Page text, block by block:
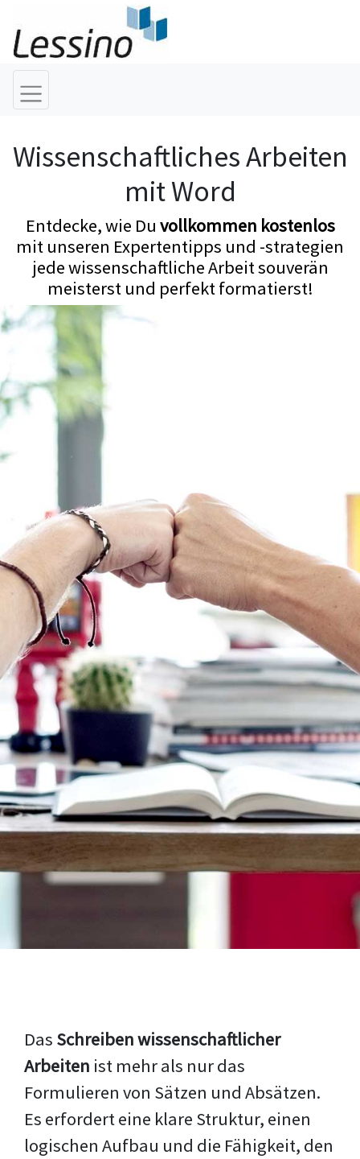
Wissenschaftliches Arbeiten
mit Word
Entdecke, wie Du vollkommen kostenlos
mit unseren Expertentipps und -strategien
jede wissenschaftliche Arbeit souverän
meisterst und perfekt formatierst!
Das Schreiben wissenschaftlicher
Arbeiten ist mehr als nur das
Formulieren von Sätzen und Absätzen.
Es erfordert eine klare Struktur, einen
logischen Aufbau und die Fähigkeit, den